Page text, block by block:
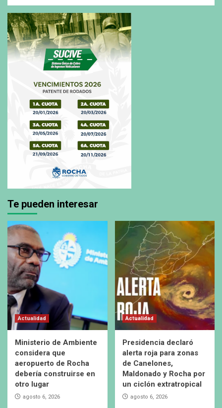
Te pueden interesar
Actualidad
Ministerio de Ambiente
considera que
aeropuerto de Rocha
debería construirse en
otro lugar
agosto 6, 2026
Actualidad
Presidencia declaró
alerta roja para zonas
de Canelones,
Maldonado y Rocha por
un ciclón extratropical
agosto 6, 2026